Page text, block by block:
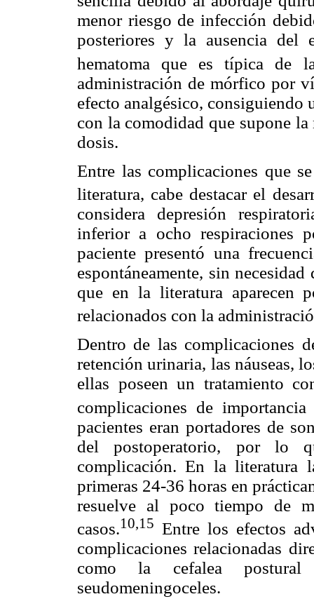
menor riesgo de infección
posteriores y la ausencia
hematoma que es típica de
administración de mórfico por
efecto analgésico, consiguiendo
con la comodidad que supone
dosis.
Entre las complicaciones que
literatura, cabe destacar el
considera depresión
inferior a ocho respiraciones
paciente presentó una
espontáneamente, sin
que en la literatura aparecen
relacionados con la
Dentro de las complicaciones
retención urinaria, las náuseas,
ellas poseen un tratamiento
complicaciones de importancia
pacientes eran portadores de
del postoperatorio, por lo
complicación. En la literatura
primeras 24-36 horas en
resuelve al poco tiempo de
casos.10,15 Entre los efectos
complicaciones relacionadas
como la cefalea
seudomeningoceles.